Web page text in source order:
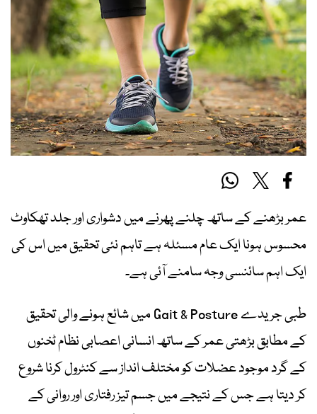
عمر بڑھنے کے ساتھ چلنے پھرنے میں دشواری اور جلد تھکاوٹ
محسوس ہونا ایک عام مسئلہ ہے تاہم نئی تحقیق میں اس کی
ایک اہم سائنسی وجہ سامنے آئی ہے۔
طبی جریدے Gait & Posture میں شائع ہونے والی تحقیق
کے مطابق بڑھتی عمر کے ساتھ انسانی اعصابی نظام ٹخنوں
کے گرد موجود عضلات کو مختلف انداز سے کنٹرول کرنا شروع
کر دیتا ہے جس کے نتیجے میں جسم تیز رفتاری اور روانی کے